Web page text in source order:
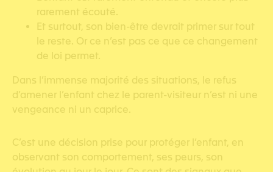
rarement écouté.
Et surtout, son bien-être devrait primer sur tout
le reste. Or ce n’est pas ce que ce changement
de loi permet.
Dans l’immense majorité des situations, le refus
d’amener l’enfant chez le parent-visiteur n’est ni une
vengeance ni un caprice.
C’est une décision prise pour protéger l’enfant, en
observant son comportement, ses peurs, son